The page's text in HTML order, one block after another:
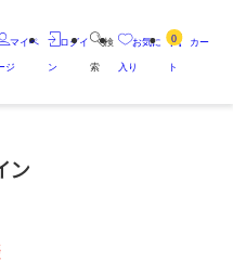
マイペ
ジ
ログイ
ン
検
索
お気に
入り
0 カー
ト
ン